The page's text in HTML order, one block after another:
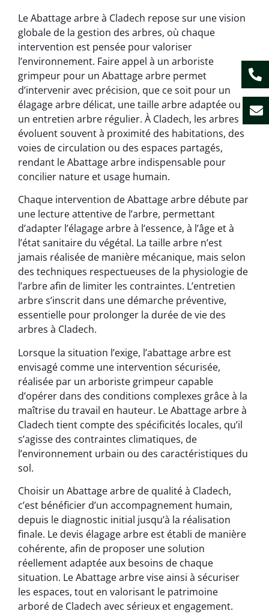
Le Abattage arbre à Cladech repose sur une vision
globale de la gestion des arbres, où chaque
intervention est pensée pour valoriser
l’environnement. Faire appel à un arboriste
grimpeur pour un Abattage arbre permet
d’intervenir avec précision, que ce soit pour un
élagage arbre délicat, une taille arbre adaptée ou
un entretien arbre régulier. À Cladech, les arbres
évoluent souvent à proximité des habitations, des
voies de circulation ou des espaces partagés,
rendant le Abattage arbre indispensable pour
concilier nature et usage humain.
Chaque intervention de Abattage arbre débute par
une lecture attentive de l’arbre, permettant
d’adapter l’élagage arbre à l’essence, à l’âge et à
l’état sanitaire du végétal. La taille arbre n’est
jamais réalisée de manière mécanique, mais selon
des techniques respectueuses de la physiologie de
l’arbre afin de limiter les contraintes. L’entretien
arbre s’inscrit dans une démarche préventive,
essentielle pour prolonger la durée de vie des
arbres à Cladech.
Lorsque la situation l’exige, l’abattage arbre est
envisagé comme une intervention sécurisée,
réalisée par un arboriste grimpeur capable
d’opérer dans des conditions complexes grâce à la
maîtrise du travail en hauteur. Le Abattage arbre à
Cladech tient compte des spécificités locales, qu’il
s’agisse des contraintes climatiques, de
l’environnement urbain ou des caractéristiques du
sol.
Choisir un Abattage arbre de qualité à Cladech,
c’est bénéficier d’un accompagnement humain,
depuis le diagnostic initial jusqu’à la réalisation
finale. Le devis élagage arbre est établi de manière
cohérente, afin de proposer une solution
réellement adaptée aux besoins de chaque
situation. Le Abattage arbre vise ainsi à sécuriser
les espaces, tout en valorisant le patrimoine
arboré de Cladech avec sérieux et engagement.